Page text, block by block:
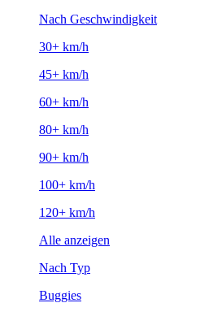
Nach Geschwindigkeit
30+ km/h
45+ km/h
60+ km/h
80+ km/h
90+ km/h
100+ km/h
120+ km/h
Alle anzeigen
Nach Typ
Buggies